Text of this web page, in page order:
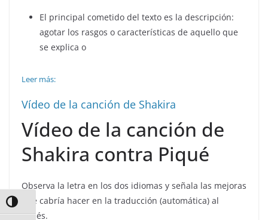
Alternar alto contraste
El principal cometido del texto es la descripción:
agotar los rasgos o características de aquello que
se explica o
Leer más:
Vídeo de la canción de Shakira
Vídeo de la canción de
Shakira contra Piqué
Observa la letra en los dos idiomas y señala las mejoras
que cabría hacer en la traducción (automática) al
inglés.